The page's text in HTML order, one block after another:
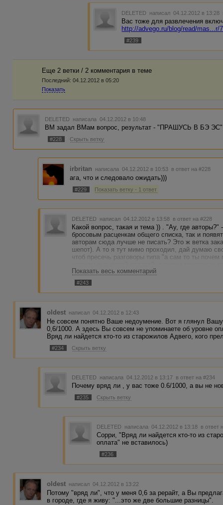
DELETED написал 04.12.2012 в 13:28
Вас тоже для развлечения
http://advego.ru/blog/read/mas...r/
#239
Еще 2 ветки / 2 комментария в темe
Последний: 04.12.2012 в 05:20
Показать
DELETED написала 04.12.2012 в 10:48
ВМ задал ВМам вопрос, результат - "ПРАШУСЬ В БЭ ЭС"
#228 Скрыть ветку
irbritan написала 04.12.2012 в 10:53 в ответ на #228
ага, что и следовало ожидать)))
#229 Показать ветку - 1 ответ
DELETED написал 04.12.2012 в 13:58 в ответ на #228
Какой вопрос, такая и тема )) . "Ау, где авторы?"
бросовым расценкам общего списка, так и
авторам сюда лучше не писать? Это ж ветка
шепот). А то я тут мимо проходил, дай думаю
чтоб пресечь разговоры типа "а сам то ты
статистике, ну так и начал относительно
ВМ Sa61Na себе в БС (мечтательно), может и
Показать весь комментарий
#243
oldest написал 04.12.2012 в 12:43
Не совсем понятно Ваше недоумение. Вот я глянул Вашу
0,6/1000. А здесь Вы совсем не упоминаете об уровне
Вряд ли найдется кто-то из старожилов Адвего, кого
#234 Скрыть ветку
DELETED написала 04.12.2012 в 13:17 в ответ на #234
Почему вряд ли , у вас тоже 0.6/1000, а вы не
#235 Скрыть ветку
DELETED написала 04.12.2012 в 13:18 в ответ
Сорри, "Вряд ли найдется кто-то из
оплата" не вставилось)
#236
oldest написал 04.12.2012 в 13:22
Потому "вряд ли", что у меня 0,6 за рерайт, а Вы
в городе, где я живу: "...это же две большие разницы".